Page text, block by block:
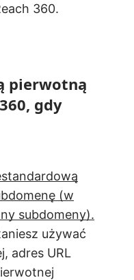
360.
pierwotną
gdy
(w
subdomeny).
używać
adres URL